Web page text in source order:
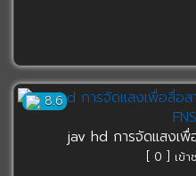
8.6
jav hd การจัดแสงเพื่
[ 0 ] เข้า